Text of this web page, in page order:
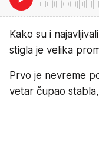
Kako su i
stigla je velika
Prvo je nevreme
vetar čupao